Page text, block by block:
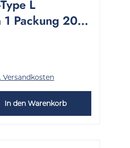
L
Packung 20
Versandkosten
In den Warenkorb